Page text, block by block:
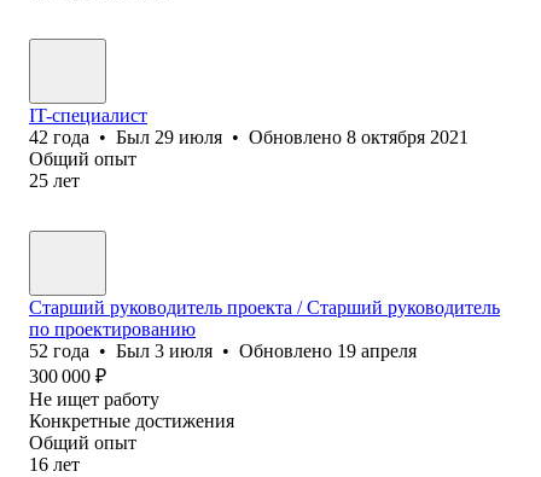
IT-специалист
42 года • Был 29 июля • Обновлено 8 октября 2021
Общий опыт
25 лет
Старший руководитель проекта / Старший руководитель
по проектированию
52 года • Был 3 июля • Обновлено 19 апреля
300 000 ₽
Не ищет работу
Конкретные достижения
Общий опыт
16 лет